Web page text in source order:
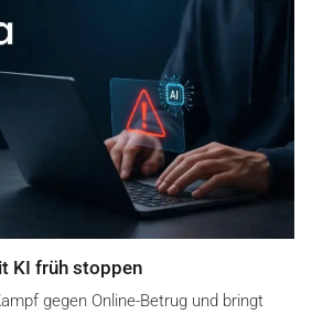
KI früh stoppen
gegen Online-Betrug und bringt